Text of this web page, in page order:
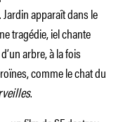
apparaît dans le
tragédie, iel chante
arbre, à la fois
comme le chat du
.